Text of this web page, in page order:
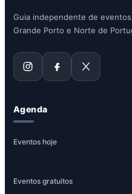
Guia independente de
Grande Porto e Norte de
Agenda
Eventos hoje
Eventos gratuitos